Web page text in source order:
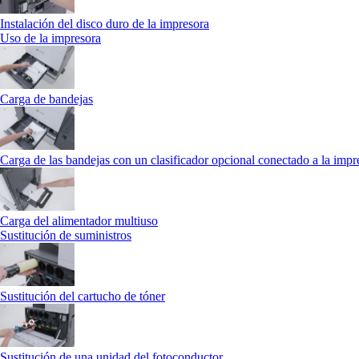
Instalación del disco duro de la impresora
Uso de la impresora
Carga de bandejas
Carga de las bandejas con un clasificador opcional conectado a la
Carga del alimentador multiuso
Sustitución de suministros
Sustitución del cartucho de tóner